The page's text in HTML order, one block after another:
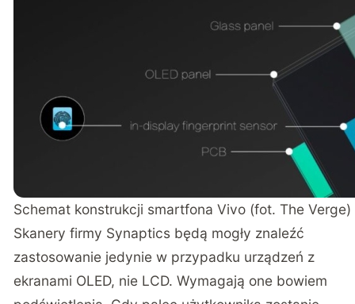
Schemat konstrukcji smartfona Vivo (fot. The Verge)
Skanery firmy Synaptics będą mogły znaleźć
zastosowanie jedynie w przypadku urządzeń z
ekranami OLED, nie LCD. Wymagają one bowiem